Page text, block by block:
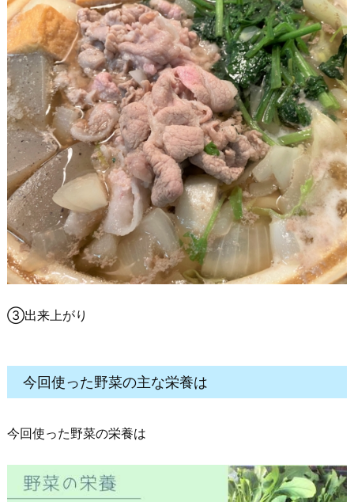
③出来上がり
今回使った野菜の主な栄養は
今回使った野菜の栄養は